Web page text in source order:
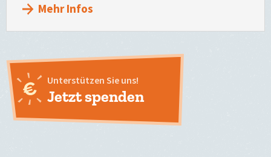
Mehr Infos
Unterstützen Sie uns!
Jetzt spenden